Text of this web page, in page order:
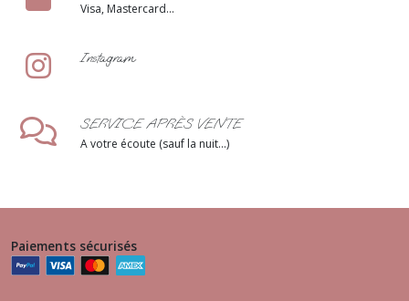
Visa, Mastercard...
Instagram
SERVICE APRÈS VENTE
A votre écoute (sauf la nuit...)
Paiements sécurisés